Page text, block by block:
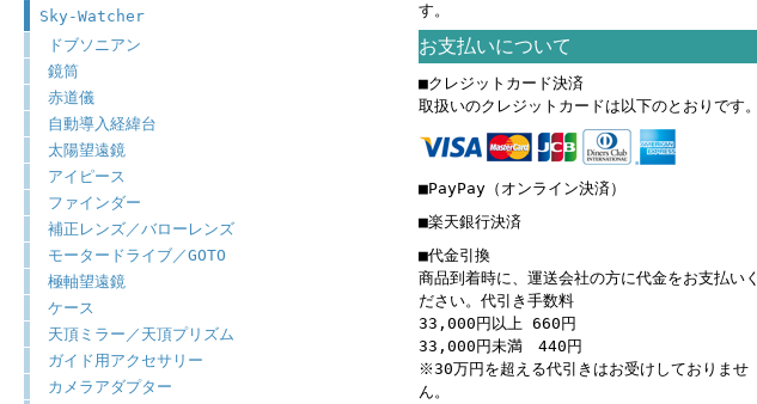
Sky-Watcher
ドブソニアン
鏡筒
赤道儀
自動導入経緯台
太陽望遠鏡
アイピース
ファインダー
補正レンズ／バローレンズ
モータードライブ／GOTO
極軸望遠鏡
ケース
天頂ミラー／天頂プリズム
ガイド用アクセサリー
カメラアダプター
す。
お支払いについて
■クレジットカード決済
取扱いのクレジットカードは以下のとおりです。
■PayPay（オンライン決済）
■楽天銀行決済
■代金引換
商品到着時に、運送会社の方に代金をお支払いく
ださい。代引き手数料
33,000円以上 660円
33,000円未満 440円
※30万円を超える代引きはお受けしておりませ
ん。